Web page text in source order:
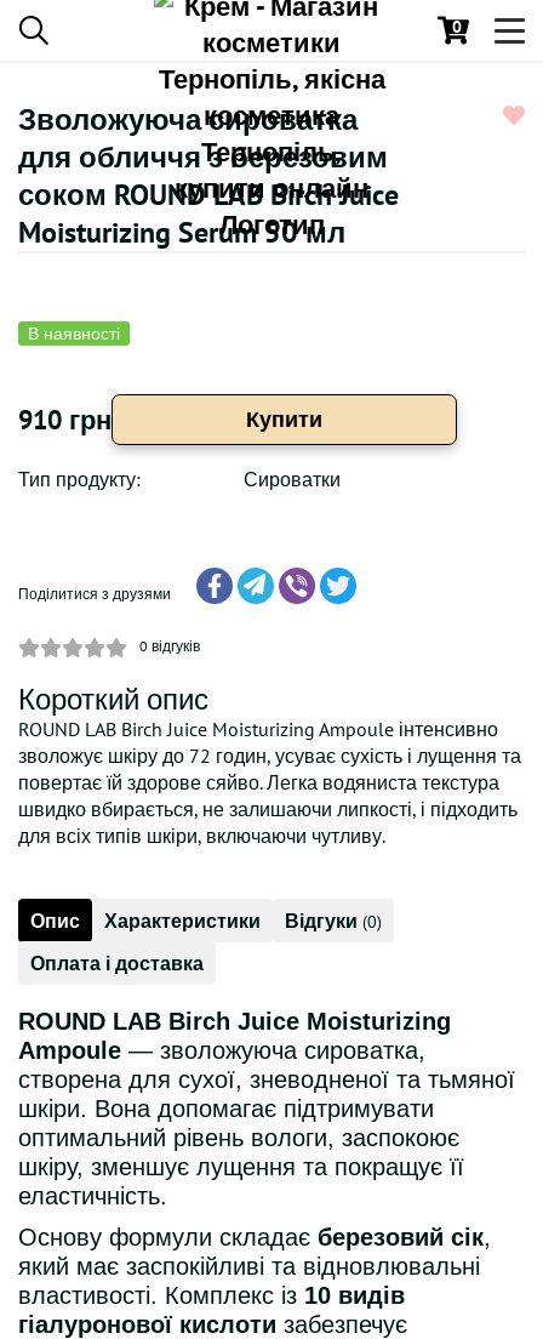
0
Зволожуюча сироватка
для обличчя з березовим
соком ROUND LAB Birch Juice
Moisturizing Serum 50 мл
В наявності
910 грн Купити
Тип продукту: Сироватки
Поділитися з друзями
0 відгуків
Короткий опис
ROUND LAB Birch Juice Moisturizing Ampoule інтенсивно
зволожує шкіру до 72 годин, усуває сухість і лущення та
повертає їй здорове сяйво. Легка водяниста текстура
швидко вбирається, не залишаючи липкості, і підходить
для всіх типів шкіри, включаючи чутливу.
Опис Характеристики Відгуки (0)
Оплата і доставка
ROUND LAB Birch Juice Moisturizing
Ampoule — зволожуюча сироватка,
створена для сухої, зневодненої та тьмяної
шкіри. Вона допомагає підтримувати
оптимальний рівень вологи, заспокоює
шкіру, зменшує лущення та покращує її
еластичність.
Основу формули складає березовий сік,
який має заспокійливі та відновлювальні
властивості. Комплекс із 10 видів
гіалуронової кислоти забезпечує